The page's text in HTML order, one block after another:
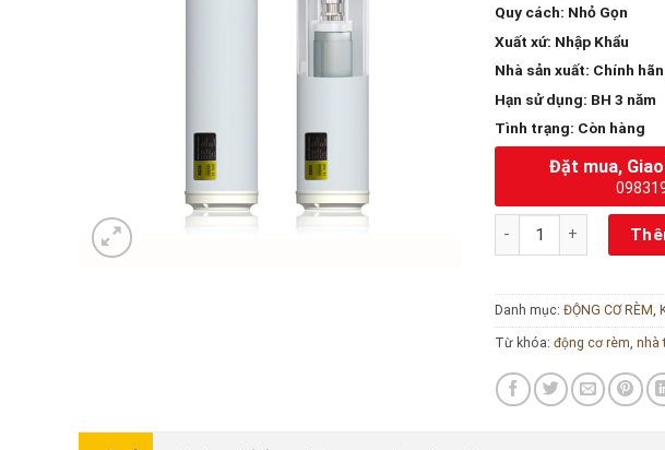
Quy cách: Nhỏ Gọn
Xuất xứ: Nhập Khẩu
Nhà sản xuất: Chính
Hạn sử dụng: BH 3 năm
Tình trạng: Còn hàng
Đặt mua,
Động cơ rèm vải AOK
Danh mục: ĐỘNG CƠ RÈM
Từ khóa: động cơ rèm nhà